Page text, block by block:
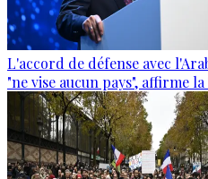
L'accord de défense avec
"ne vise aucun pays", affirme